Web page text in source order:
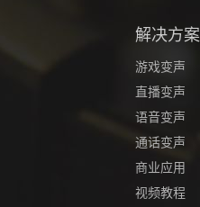
解决方案
游戏变声
直播变声
语音变声
通话变声
商业应用
视频教程